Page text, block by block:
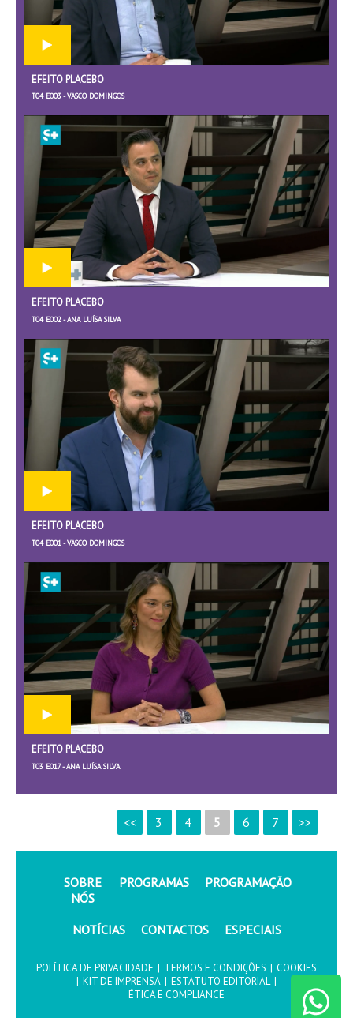
EFEITO PLACEBO
T04 E003 - VASCO DOMINGOS
EFEITO PLACEBO
T04 E002 - ANA LUÍSA SILVA
EFEITO PLACEBO
T04 E001 - VASCO DOMINGOS
EFEITO PLACEBO
T03 E017 - ANA LUÍSA SILVA
<< 3 4 5 6 7 >>
SOBRE
NÓS
PROGRAMAS PROGRAMAÇÃO
NOTÍCIAS CONTACTOS ESPECIAIS
POLÍTICA DE PRIVACIDADE | TERMOS E CONDIÇÕES | COOKIES
| KIT DE IMPRENSA | ESTATUTO EDITORIAL |
ÉTICA E COMPLIANCE